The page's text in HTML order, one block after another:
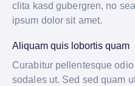
clita kasd gubergren, no
ipsum dolor sit amet.
Aliquam quis lobortis quam
Curabitur pellentesque
sodales ut. Sed sed quam